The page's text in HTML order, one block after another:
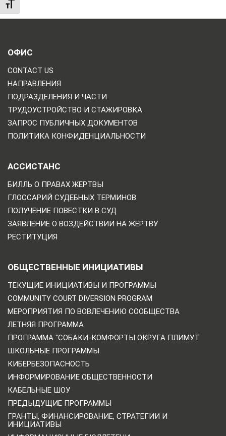
TOGGLE FONT SIZE
ОФИС
CONTACT US
НАПРАВЛЕНИЯ
ПОДРАЗДЕЛЕНИЯ И ЧАСТИ
ТРУДОУСТРОЙСТВО И СТАЖИРОВКА
ЗАПРОС ПУБЛИЧНЫХ ДОКУМЕНТОВ
ПОЛИТИКА КОНФИДЕНЦИАЛЬНОСТИ
АССИСТАНС
БИЛЛЬ О ПРАВАХ ЖЕРТВЫ
ГЛОССАРИЙ СУДЕБНЫХ ТЕРМИНОВ
ПОЛУЧЕНИЕ ПОВЕСТКИ В СУД
ЗАЯВЛЕНИЕ О ВОЗДЕЙСТВИИ НА ЖЕРТВУ
РЕСТИТУЦИЯ
ОБЩЕСТВЕННЫЕ ИНИЦИАТИВЫ
ТЕКУЩИЕ ИНИЦИАТИВЫ И ПРОГРАММЫ
COMMUNITY COURT DIVERSION PROGRAM
МЕРОПРИЯТИЯ ПО ВОВЛЕЧЕНИЮ СООБЩЕСТВА
ЛЕТНЯЯ ПРОГРАММА
ПРОГРАММА "СОБАКИ-КОМФОРТЫ ОКРУГА ПЛИМУТ
ШКОЛЬНЫЕ ПРОГРАММЫ
КИБЕРБЕЗОПАСНОСТЬ
ИНФОРМИРОВАНИЕ ОБЩЕСТВЕННОСТИ
КАБЕЛЬНЫЕ ШОУ
ПРЕДЫДУЩИЕ ПРОГРАММЫ
ГРАНТЫ, ФИНАНСИРОВАНИЕ, СТРАТЕГИИ И
ИНИЦИАТИВЫ